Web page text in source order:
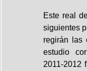
Este real
siguientes
regirán las
estudio
2011-2012